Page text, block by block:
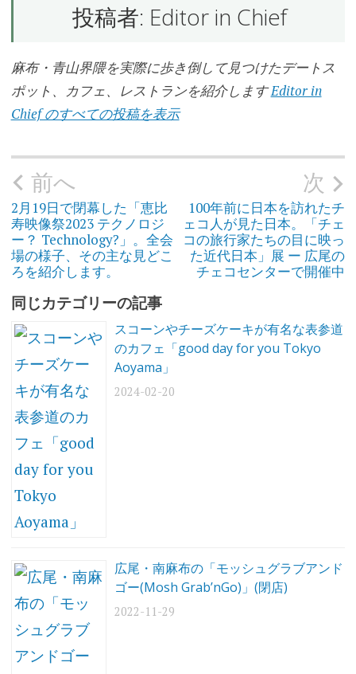
カ
ュ
ル
ン
テ
ラ
ス
席
シ
ー
青
山
比
恵
比
寿
ガ
ー
デ
ン
プ
ス
恵
比
寿
ガ
デ
投稿者: Editor in Chief
麻布・青山界隈を実際に歩き倒して見つけたデートス
ポット、カフェ、レストランを紹介しますEditor in
Chief のすべての投稿を表示
稿
ビ
ゲ
ー
シ
ョ
ン
前へ
2月19日で閉幕した「恵比
寿映像祭2023 テクノロジ
ー？ Technology?」。全会
場の様子、その主な見どこ
ろを紹介します。
次
100年前に日本を訪れたチ
ェコ人が見た日本。「チェ
コの旅行家たちの目に映っ
た近代日本」展 ー 広尾の
チェコセンターで開催中
同じカテゴリーの記事
スコーンやチーズケーキが有名な表参道
のカフェ「good day for you Tokyo
Aoyama」
2024-02-20
広尾・南麻布の「モッシュグラブアンド
ゴー(Mosh Grab’nGo)」(閉店)
2022-11-29